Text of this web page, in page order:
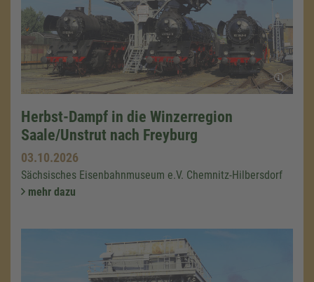
Herbst-Dampf in die Winzerregion
Saale/Unstrut nach Freyburg
03.10.2026
Sächsisches Eisenbahnmuseum e.V. Chemnitz-Hilbersdorf
mehr dazu